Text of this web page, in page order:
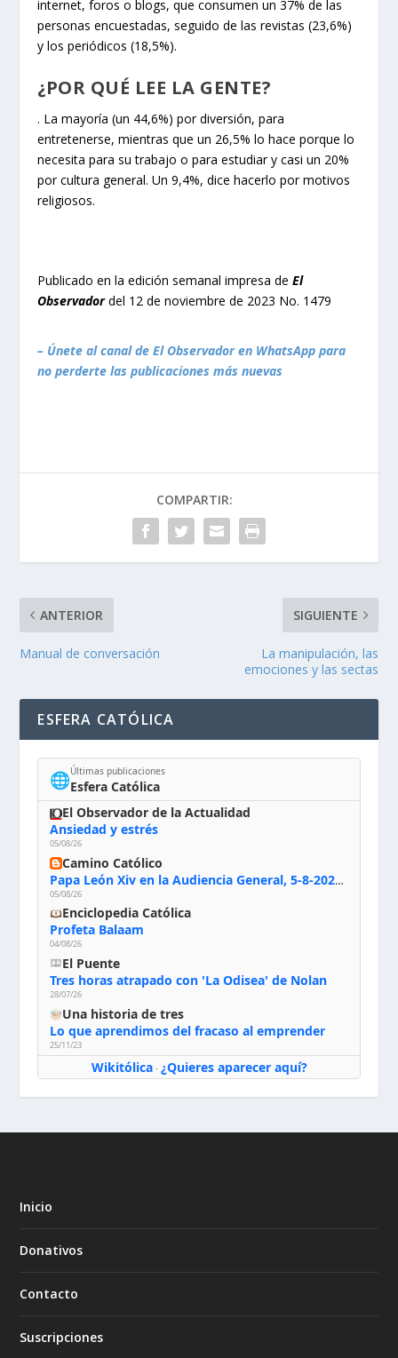
internet, foros o blogs, que consumen un 37% de las
personas encuestadas, seguido de las revistas (23,6%)
y los periódicos (18,5%).
¿POR QUÉ LEE LA GENTE?
. La mayoría (un 44,6%) por diversión, para
entretenerse, mientras que un 26,5% lo hace porque lo
necesita para su trabajo o para estudiar y casi un 20%
por cultura general. Un 9,4%, dice hacerlo por motivos
religiosos.
Publicado en la edición semanal impresa deEl
Observadordel 12 de noviembre de 2023 No. 1479
– Únete al canal de El Observador en WhatsApp para
no perderte las publicaciones más nuevas
COMPARTIR:
ANTERIOR
Manual de conversación
SIGUIENTE
La manipulación, las
emociones y las sectas
ESFERA CATÓLICA
🌐Últimas publicaciones
Esfera Católica
El Observador de la Actualidad
Ansiedad y estrés
05/08/26
Camino Católico
Papa León Xiv en la Audiencia General, 5-8-2026: «Dios en el primer puesto; la oración, nuestra primera obligación; la liturgia, la primera fuente de la vida divina que se nos comunica, la primera escuela de nuestra vida espiritual»
05/08/26
Enciclopedia Católica
Profeta Balaam
04/08/26
El Puente
Tres horas atrapado con 'La Odisea' de Nolan
28/07/26
Una historia de tres
Lo que aprendimos del fracaso al emprender
25/11/23
Wikitólica· ¿Quieres aparecer aquí?
Inicio
Donativos
Contacto
Suscripciones